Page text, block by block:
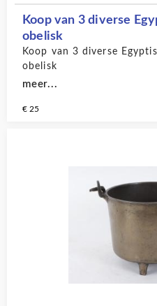
Koop van 3 diverse
obelisk
Koop van 3 diverse
obelisk
meer...
€ 25